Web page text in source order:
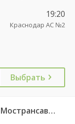
19:20
Краснодар АС №2
Выбрать
Сочи АВ — Мытищи АВ МАП ПБ 10 Мострансавто 7408